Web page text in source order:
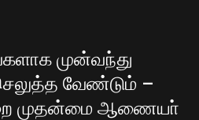
முன்வந்து
வேண்டும் –
முதன்மை ஆணையா்